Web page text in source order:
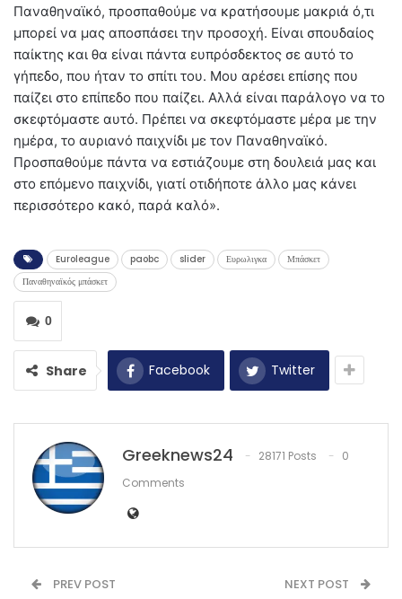
Παναθηναϊκό, προσπαθούμε να κρατήσουμε μακριά ό,τι
μπορεί να μας αποσπάσει την προσοχή. Είναι σπουδαίος
παίκτης και θα είναι πάντα ευπρόσδεκτος σε αυτό το
γήπεδο, που ήταν το σπίτι του. Μου αρέσει επίσης που
παίζει στο επίπεδο που παίζει. Αλλά είναι παράλογο να το
σκεφτόμαστε αυτό. Πρέπει να σκεφτόμαστε μέρα με την
ημέρα, το αυριανό παιχνίδι με τον Παναθηναϊκό.
Προσπαθούμε πάντα να εστιάζουμε στη δουλειά μας και
στο επόμενο παιχνίδι, γιατί οτιδήποτε άλλο μας κάνει
περισσότερο κακό, παρά καλό».
Euroleague paobc slider Ευρωλιγκα
Μπάσκετ
Παναθηναϊκός μπάσκετ
0
Share Facebook Twitter
Greeknews24 28171 Posts
0
Comments
PREV POST NEXT POST